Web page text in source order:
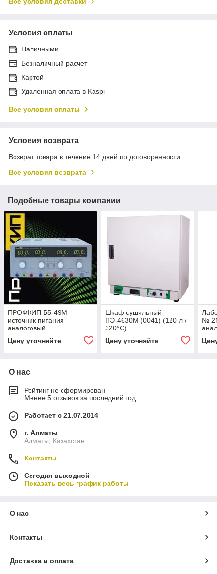
Условия оплаты
Наличными
Безналичный расчет
Картой
Удаленная оплата в Kaspi
Все условия оплаты
Условия возврата
Возврат товара в течение 14 дней по договоренности
Все условия возврата
Подобные товары компании
ПРОФКИП Б5-49М
источник питания
аналоговый
Цену уточняйте
Шкаф сушильный
ПЭ-4630М (0041) (120 л /
320°С)
Цену уточняйте
№
О нас
Рейтинг не сформирован
Менее 5 отзывов за последний год
Работает с 21.07.2014
г. Алматы
Алматы, Казахстан
Контакты
Сегодня выходной
Показать весь график работы
О нас
Контакты
Доставка и оплата